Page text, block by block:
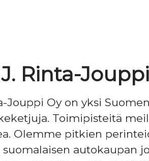
J. Rinta-
Jouppi Oy on yksi
Toimipisteitä
Olemme pitkien
autokaupan